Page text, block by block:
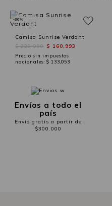
Camisa Sunrise Verdant
$ 229,990 $ 160,993
Precio sin impuestos
nacionales: $ 133,053
-30%
Envíos a todo el
país
Envío gratis a partir de
$300.000